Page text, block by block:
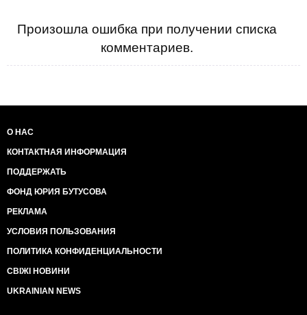
Произошла ошибка при получении списка
комментариев.
О НАС
КОНТАКТНАЯ ИНФОРМАЦИЯ
ПОДДЕРЖАТЬ
ФОНД ЮРИЯ БУТУСОВА
РЕКЛАМА
УСЛОВИЯ ПОЛЬЗОВАНИЯ
ПОЛИТИКА КОНФИДЕНЦИАЛЬНОСТИ
СВІЖІ НОВИНИ
UKRAINIAN NEWS